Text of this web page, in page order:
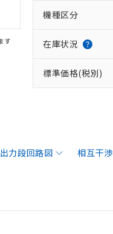
す
機種区分
在庫状況
標準価格(税別)
出力段回路図 相互干渉